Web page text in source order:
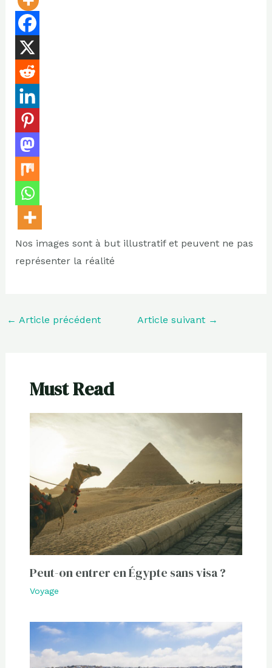
Nos images sont à but illustratif et peuvent ne pas
représenter la réalité
← Article précédent Article suivant →
Must Read
Peut-on entrer en Égypte sans visa ?
Voyage